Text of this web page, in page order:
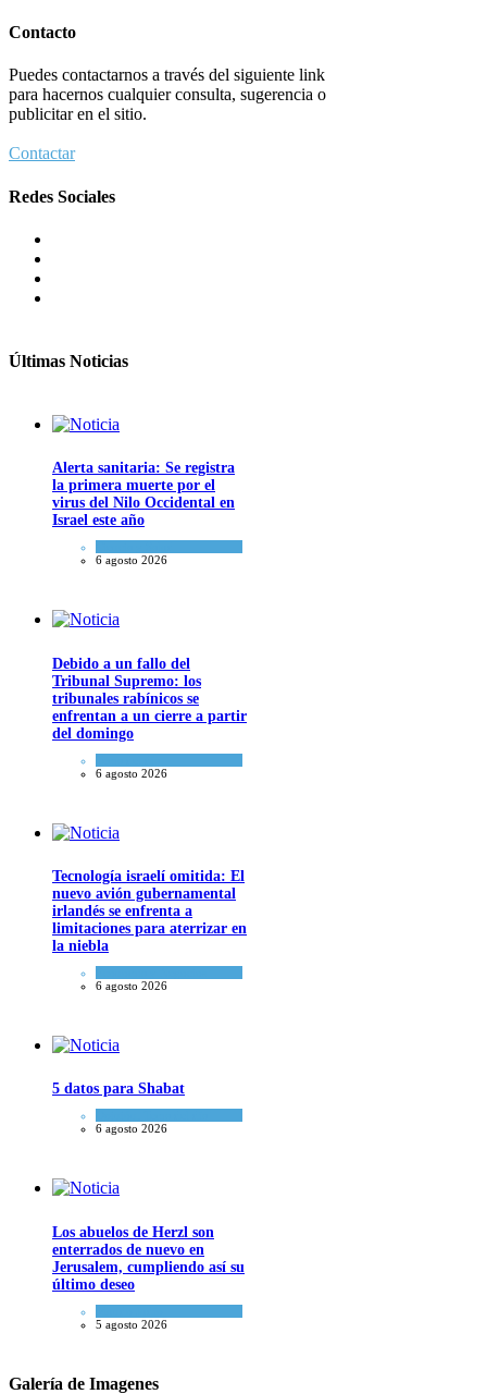
Contacto
Puedes contactarnos a través del siguiente link
para hacernos cualquier consulta, sugerencia o
publicitar en el sitio.
Contactar
Redes Sociales
Últimas Noticias
Alerta sanitaria: Se registra
la primera muerte por el
virus del Nilo Occidental en
Israel este año
6 agosto 2026
Debido a un fallo del
Tribunal Supremo: los
tribunales rabínicos se
enfrentan a un cierre a partir
del domingo
6 agosto 2026
Tecnología israelí omitida: El
nuevo avión gubernamental
irlandés se enfrenta a
limitaciones para aterrizar en
la niebla
6 agosto 2026
5 datos para Shabat
6 agosto 2026
Los abuelos de Herzl son
enterrados de nuevo en
Jerusalem, cumpliendo así su
último deseo
5 agosto 2026
Galería de Imagenes